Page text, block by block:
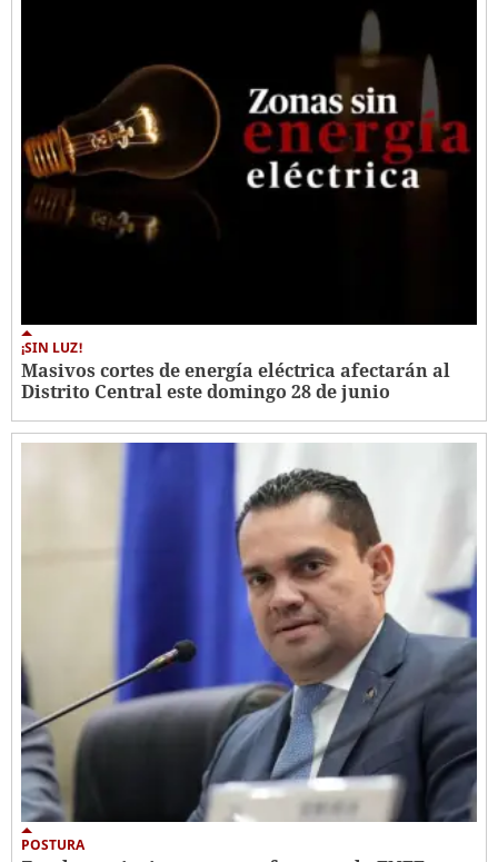
¡SIN LUZ!
Masivos cortes de energía eléctrica afectarán al
Distrito Central este domingo 28 de junio
POSTURA